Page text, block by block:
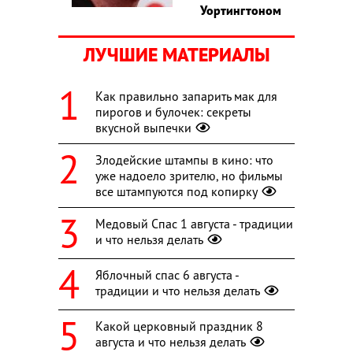
Уортингтоном
ЛУЧШИЕ МАТЕРИАЛЫ
Как правильно запарить мак для
пирогов и булочек: секреты
вкусной выпечки
Злодейские штампы в кино: что
уже надоело зрителю, но фильмы
все штампуются под копирку
Медовый Спас 1 августа - традиции
и что нельзя делать
Яблочный спас 6 августа -
традиции и что нельзя делать
Какой церковный праздник 8
августа и что нельзя делать